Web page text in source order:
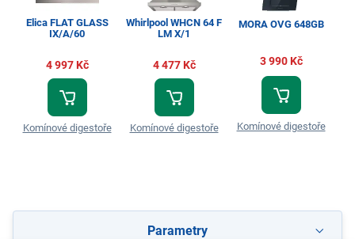
Elica FLAT GLASS
IX/A/60
4 997 Kč
Komínové digestoře
Whirlpool WHCN 64 F
LM X/1
4 477 Kč
Komínové digestoře
MORA OVG 648GB
3 990 Kč
Komínové digestoře
Parametry